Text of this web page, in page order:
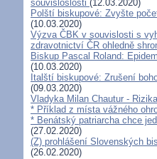
souvisloslosti (12.03.2020)
Polští biskupové: Zvyšte
(10.03.2020)
Výzva ČBK v souvislosti s
zdravotnictví ČR ohledně
Biskup Pascal Roland:
(10.03.2020)
Italští biskupové: Zrušení
(09.03.2020)
Vladyka Milan Chautur -
* Příklad z místa vážného
* Benátský patriarcha chce
(27.02.2020)
(Z) prohlášení Slovenských
(26.02.2020)